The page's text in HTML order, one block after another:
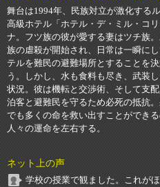
舞台は1994年、民族対立が激化する
高級ホテル「ホテル・デ・ミル・コ
ナ。フツ族の彼が愛する妻はツチ族
族の虐殺が開始され、日常は一瞬に
テルを難民の避難場所とすることを
う。しかし、水も食料も尽き、武装
状況。彼は機転と交渉術、そして支
泊客と避難民を守るため必死の抵抗
でも多くの命を救い出すことができ
人々の運命を左右する。
ネット上の声
学校の授業で観ました。これが